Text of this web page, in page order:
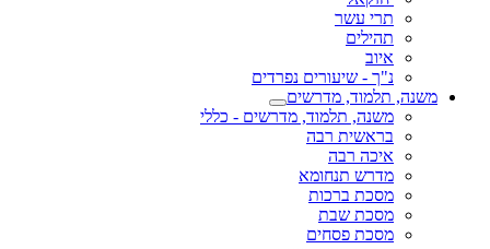
תרי עשר
תהילים
איוב
נ"ך - שיעורים נפרדים
משנה, תלמוד, מדרשים
משנה, תלמוד, מדרשים - כללי
בראשית רבה
איכה רבה
מדרש תנחומא
מסכת ברכות
מסכת שבת
מסכת פסחים